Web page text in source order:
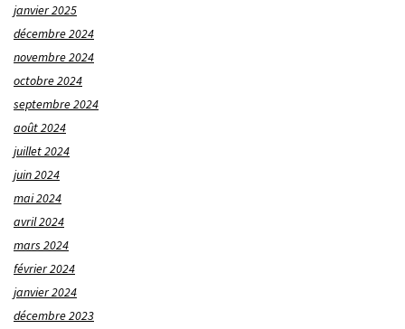
janvier 2025
décembre 2024
novembre 2024
octobre 2024
septembre 2024
août 2024
juillet 2024
juin 2024
mai 2024
avril 2024
mars 2024
février 2024
janvier 2024
décembre 2023